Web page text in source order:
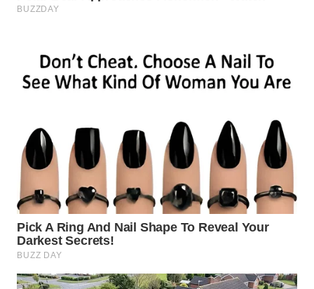
SUMEDANG
CIANJUR
SERIBU
WN
TANGERANG
WN
BINJAI
CIREBON